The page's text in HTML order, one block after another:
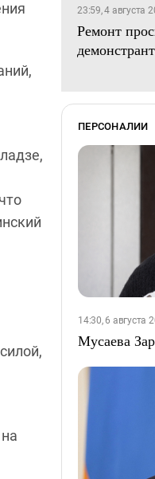
23:59, 4 августа
Ремонт
ПЕРСОНАЛИИ
14:30, 6 августа
Мусаева